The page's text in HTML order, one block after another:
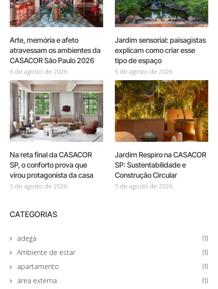
Arte, memória e afeto
atravessam os ambientes da
CASACOR São Paulo 2026
6 de agosto de 2026
Jardim sensorial: paisagistas
explicam como criar esse
tipo de espaço
6 de agosto de 2026
Na reta final da CASACOR
SP, o conforto prova que
virou protagonista da casa
5 de agosto de 2026
Jardim Respiro na CASACOR
SP: Sustentabilidade e
Construção Circular
5 de agosto de 2026
CATEGORIAS
adega (1)
Ambiente de estar (1)
apartamento (1)
área externa (1)